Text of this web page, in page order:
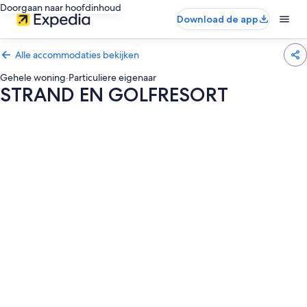
Doorgaan naar hoofdinhoud
Download de app
Alle accommodaties bekijken
Gehele woning·Particuliere eigenaar
STRAND EN GOLFRESORT